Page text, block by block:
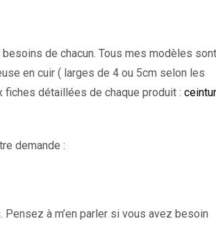
de chacun. Tous mes modèles sont
en cuir ( larges de 4 ou 5cm selon les
détaillées de chaque produit :
demande :
à m’en parler si vous avez besoin